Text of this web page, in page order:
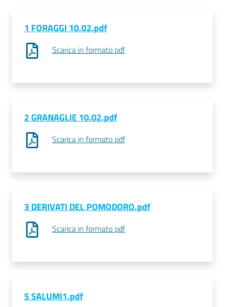
Consumatore
digitale
on line
1 FORAGGI 10.02.pdf
Scarica in formato pdf
2 GRANAGLIE 10.02.pdf
Scarica in formato pdf
3 DERIVATI DEL POMODORO.pdf
Scarica in formato pdf
5 SALUMI1.pdf